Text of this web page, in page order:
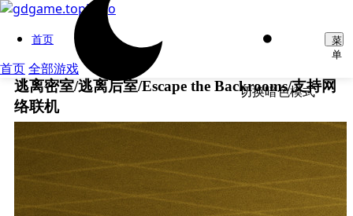
首页
首页全部游戏
切换暗色模式
菜
单
逃离密室/逃离后室/Escape the Backrooms/支持网
络联机